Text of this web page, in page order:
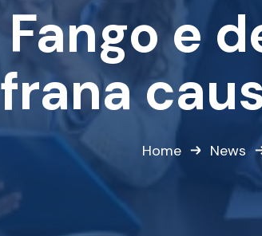
Fango e
frana
Home News